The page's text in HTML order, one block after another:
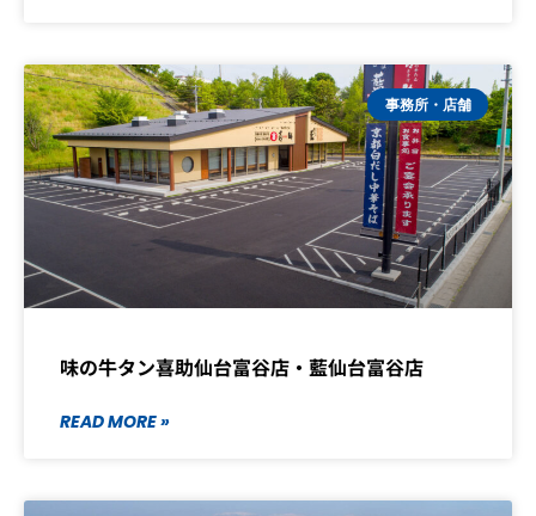
事務所・店舗
味の牛タン喜助仙台富谷店・藍仙台富谷店
READ MORE »